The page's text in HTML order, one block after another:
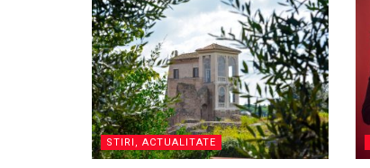
STIRI, ACTUALITATE